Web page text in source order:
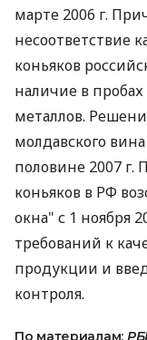
марте 2006 г.
несоответствие
коньяков
наличие в
металлов.
молдавского
половине 2007 г.
коньяков в РФ
окна" с 1 ноября
требований к
продукции и
контроля.
По материалам: